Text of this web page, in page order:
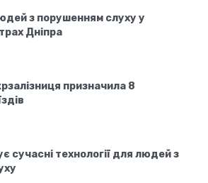
з порушенням слуху у
Дніпра
призначила 8
сучасні технології для людей з